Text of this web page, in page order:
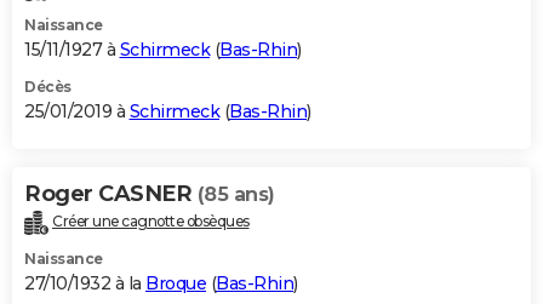
Naissance
15/11/1927 à Schirmeck(Bas-Rhin)
Décès
25/01/2019 à Schirmeck(Bas-Rhin)
Roger CASNER (85 ans)
Créer une cagnotte obsèques
Naissance
27/10/1932 à la Broque (Bas-Rhin)